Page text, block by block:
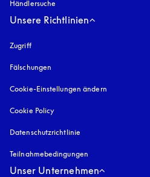
Händlersuche
Unsere Richtlinien
Zugrifföffnet sich in einem neuen Tab
Fälschungen
Cookie-Einstellungen ändern
Cookie Policy
Datenschutzrichtlinie
Teilnahmebedingungen
Unser Unternehmen